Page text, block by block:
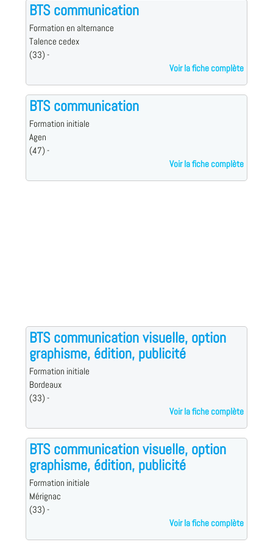
BTS communication
Formation en alternance
Talence cedex
(33) -
Voir la fiche complète
BTS communication
Formation initiale
Agen
(47) -
Voir la fiche complète
BTS communication visuelle, option
graphisme, édition, publicité
Formation initiale
Bordeaux
(33) -
Voir la fiche complète
BTS communication visuelle, option
graphisme, édition, publicité
Formation initiale
Mérignac
(33) -
Voir la fiche complète